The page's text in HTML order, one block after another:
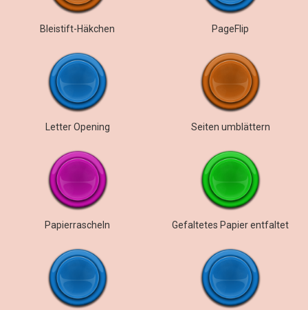
Bleistift-Häkchen PageFlip
Letter Opening Seiten umblättern
Papierrascheln Gefaltetes Papier entfaltet